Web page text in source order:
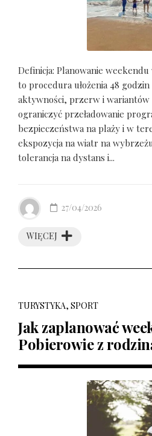
Definicja: Planowanie
to procedura ułożenia 48
aktywności, przerw i
ograniczyć przeładowanie
bezpieczeństwa na plaży i w
ekspozycja na wiatr na
tolerancja na dystans i...
WIĘCEJ
27/04/2026
TURYSTYKA, SPORT
Jak zaplanować
Pobierowie z